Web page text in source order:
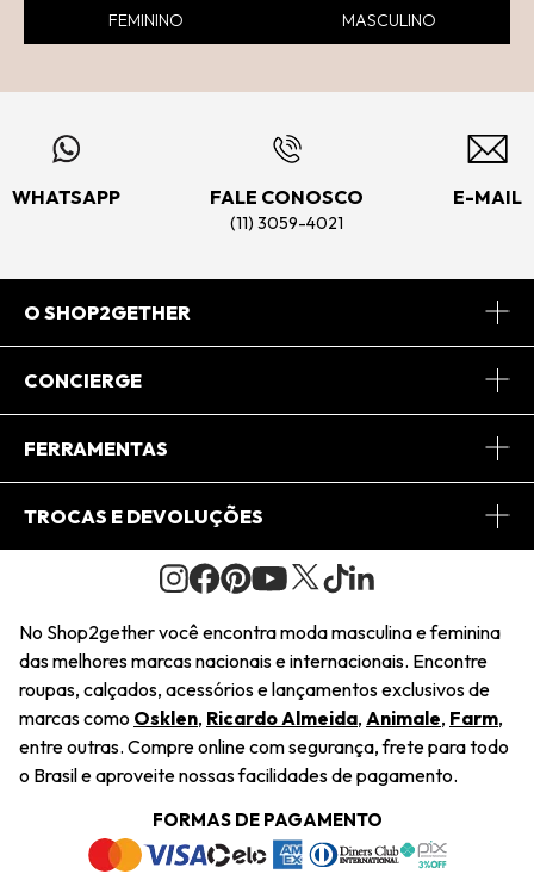
FEMININO MASCULINO
WHATSAPP FALE CONOSCO
(11) 3059-4021
E-MAIL
O SHOP2GETHER
Sobre Nós
Journal
Saiu na Mídia
Sustentabilidade
Navegando
Termos e Condições
CONCIERGE
Central de Relacionamento
Regulamento e Promoções
FERRAMENTAS
Minha Conta
Pedido de Presente
Wishlist
TROCAS E DEVOLUÇÕES
Condições Gerais
Troca Fácil
Restituição de Pagamento
Dúvidas Frequentes
Termos e Condições
Política de Privacidade
No Shop2gether você encontra moda masculina e feminina
das melhores marcas nacionais e internacionais. Encontre
roupas, calçados, acessórios e lançamentos exclusivos de
marcas como Osklen, Ricardo Almeida, Animale, Farm,
entre outras. Compre online com segurança, frete para todo
o Brasil e aproveite nossas facilidades de pagamento.
FORMAS DE PAGAMENTO